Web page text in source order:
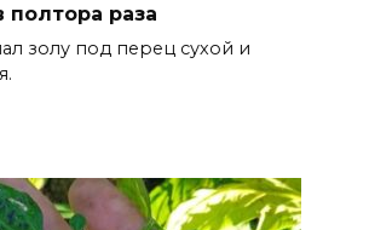
полтора раза
золу под перец сухой и